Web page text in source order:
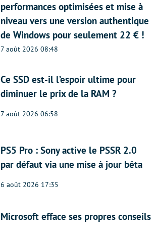
performances optimisées et mise à
niveau vers une version authentique
de Windows pour seulement 22 € !
7 août 2026 08:48
Ce SSD est-il l’espoir ultime pour
diminuer le prix de la RAM ?
7 août 2026 06:58
PS5 Pro : Sony active le PSSR 2.0
par défaut via une mise à jour bêta
6 août 2026 17:35
Microsoft efface ses propres conseils